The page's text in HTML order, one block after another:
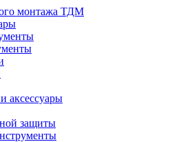
монтажа ТДМ
аксессуары
защиты